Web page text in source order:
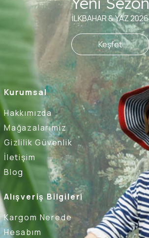
Kurumsal
Hakkımızda
Mağazalarımız
Gizlilik Güvenlik
İletişim
Blog
Alışveriş Bilgileri
Kargom Nerede
Hesabım
İLKBAHAR & YAZ 2026
Keşfet